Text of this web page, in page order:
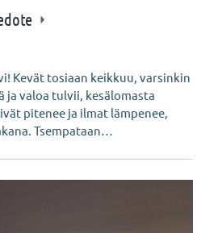
Kevät tosiaan keikkuu, varsinkin
ja valoa tulvii, kesälomasta
pitenee ja ilmat lämpenee,
Tsempataan…